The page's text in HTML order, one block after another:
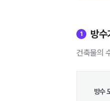
1 방수
건축물의
방수